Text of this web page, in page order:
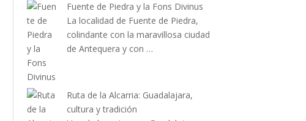
Fuente de Piedra y la Fons Divinus
La localidad de Fuente de Piedra,
colindante con la maravillosa ciudad
de Antequera y con …
Ruta de la Alcarria: Guadalajara,
cultura y tradición